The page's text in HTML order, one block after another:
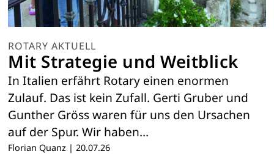
ROTARY AKTUELL
Mit Strategie und Weitblick
In Italien erfährt Rotary einen enormen
Zulauf. Das ist kein Zufall. Gerti Gruber und
Gunther Gröss waren für uns den Ursachen
auf der Spur. Wir haben…
Florian Quanz | 20.07.26